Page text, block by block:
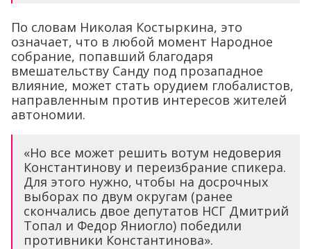
По словам Николая Костыркина, это
означает, что в любой момент Народное
собрание, попавший благодаря
вмешательству Санду под прозападное
влияние, может стать орудием глобалистов,
направленным против интересов жителей
автономии.
«Но все может решить вотум недоверия
Константинову и переизбрание спикера.
Для этого нужно, чтобы на досрочных
выборах по двум округам (ранее
скончались двое депутатов НСГ Дмитрий
Топал и Федор Яниогло) победили
противники Константинова».